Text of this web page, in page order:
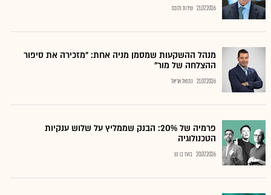
21.07.2026 שירות גלובס
מנהל ההשקעות שמסמן מניה אחת: "מזכירה את סיפור
ההצלחה של מור"
21.07.2026 נתנאל אריאל
פרמיה של 20%: הבנק שממליץ על שלוש ענקיות
הטכנולוגיה
20.07.2026 בועז בן נון